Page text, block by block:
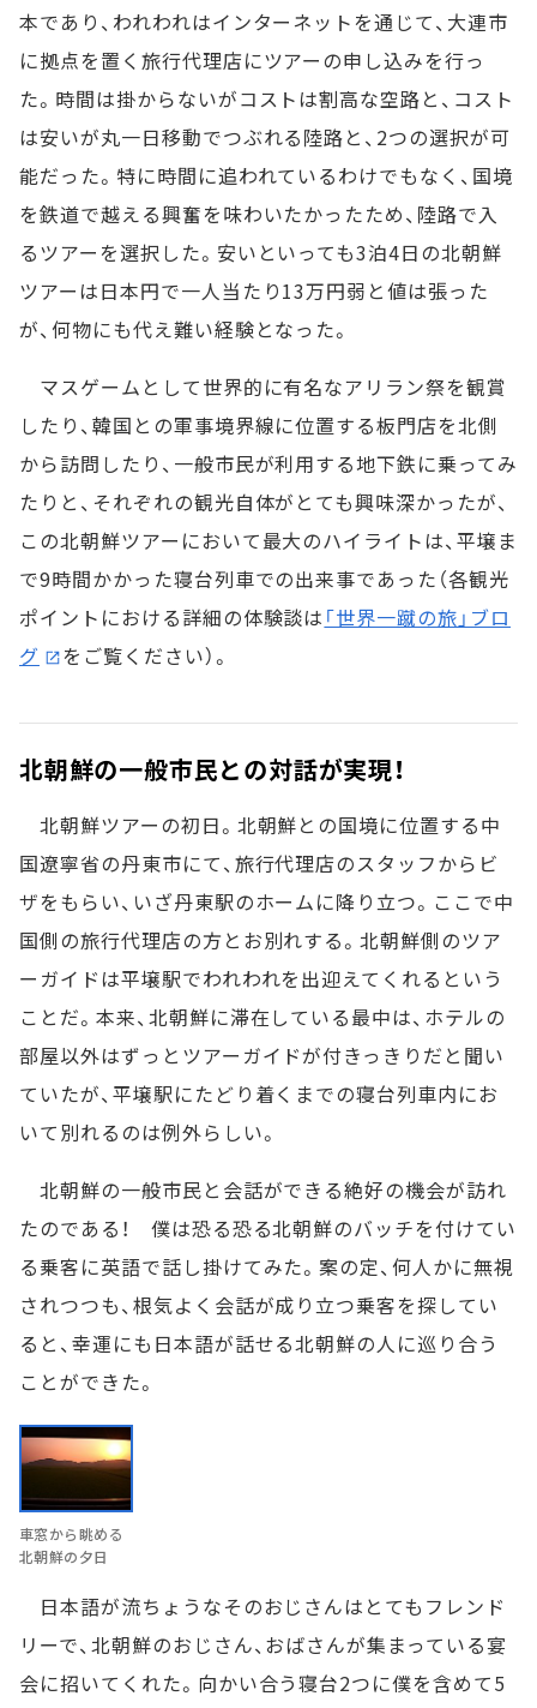
本であり、われわれはインターネットを通じて、大連市
に拠点を置く旅行代理店にツアーの申し込みを行っ
た。時間は掛からないがコストは割高な空路と、コスト
は安いが丸一日移動でつぶれる陸路と、2つの選択が可
能だった。特に時間に追われているわけでもなく、国境
を鉄道で越える興奮を味わいたかったため、陸路で入
るツアーを選択した。安いといっても3泊4日の北朝鮮
ツアーは日本円で一人当たり13万円弱と値は張った
が、何物にも代え難い経験となった。
マスゲームとして世界的に有名なアリラン祭を観賞
したり、韓国との軍事境界線に位置する板門店を北側
から訪問したり、一般市民が利用する地下鉄に乗ってみ
たりと、それぞれの観光自体がとても興味深かったが、
この北朝鮮ツアーにおいて最大のハイライトは、平壌ま
で9時間かかった寝台列車での出来事であった（各観光
ポイントにおける詳細の体験談は 「世界一蹴の旅」ブロ
グ
をご覧ください）。
北朝鮮の一般市民との対話が実現！
北朝鮮ツアーの初日。北朝鮮との国境に位置する中
国遼寧省の丹東市にて、旅行代理店のスタッフからビ
ザをもらい、いざ丹東駅のホームに降り立つ。ここで中
国側の旅行代理店の方とお別れする。北朝鮮側のツア
ーガイドは平壌駅でわれわれを出迎えてくれるという
ことだ。本来、北朝鮮に滞在している最中は、ホテルの
部屋以外はずっとツアーガイドが付きっきりだと聞い
ていたが、平壌駅にたどり着くまでの寝台列車内にお
いて別れるのは例外らしい。
北朝鮮の一般市民と会話ができる絶好の機会が訪れ
たのである！ 僕は恐る恐る北朝鮮のバッチを付けてい
る乗客に英語で話し掛けてみた。案の定、何人かに無視
されつつも、根気よく会話が成り立つ乗客を探してい
ると、幸運にも日本語が話せる北朝鮮の人に巡り合う
ことができた。
車窓から眺める
北朝鮮の夕日
日本語が流ちょうなそのおじさんはとてもフレンド
リーで、北朝鮮のおじさん、おばさんが集まっている宴
会に招いてくれた。向かい合う寝台2つに僕を含めて5